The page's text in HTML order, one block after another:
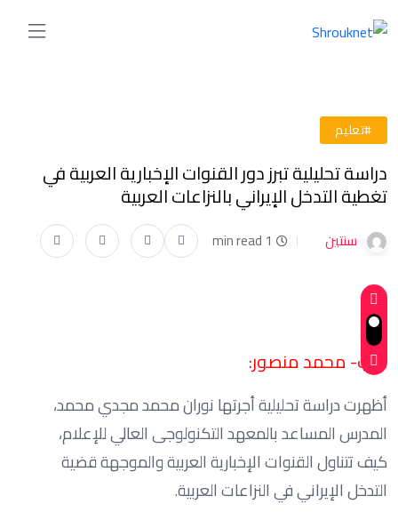
#تعليم
دراسة تحليلية تبرز دور القنوات الإخبارية العربية في
تغطية التدخل الإيراني بالنزاعات العربية
سنتين 1 min read
كتب- محمد منصور:
أظهرت دراسة تحليلية أجرتها نوران محمد مجدي محمد،
المدرس المساعد بالمعهد التكنولوجى العالي للإعلام،
كيف تتناول القنوات الإخبارية العربية والموجهة قضية
التدخل الإيراني في النزاعات العربية.